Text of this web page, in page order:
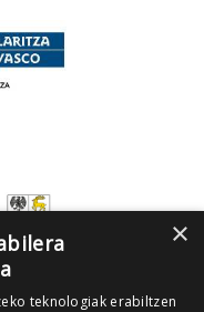
×
teknologiak erabiltzen